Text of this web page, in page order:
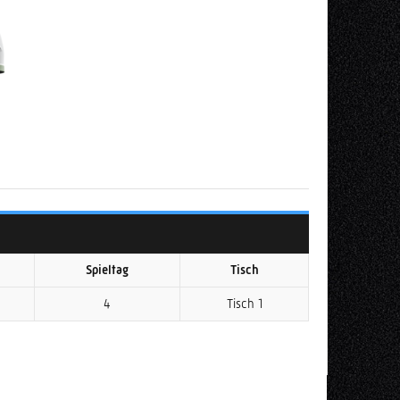
Spieltag Tisch
4 Tisch 1